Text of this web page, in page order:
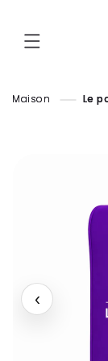
contenu
Maison Le
‹